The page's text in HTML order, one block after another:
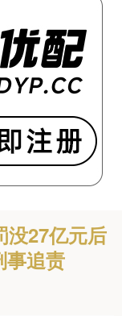
没27亿元后
事追责